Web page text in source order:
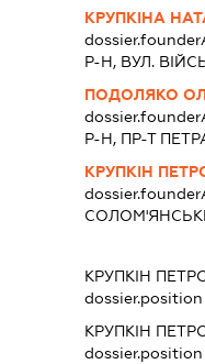
КРУПКІНА
Р-Н, ВУЛ.
ПОДОЛЯКО
Р-Н, ПР-Т
КРУПКІН
КРУПКІН
КРУПКІН